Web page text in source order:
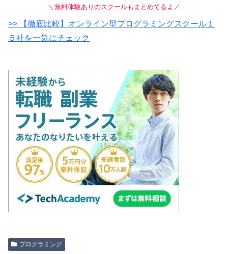
＼無料体験ありのスクールもまとめてるよ／
>> 【徹底比較】オンライン型プログラミングスクール１
５社を一気にチェック
プログラミング